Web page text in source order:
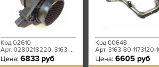
Код 02610
Арт. 0280218220, 3163-00-3877013-00
Цена: 6833 руб
31638
Код 00648
Арт. 3163-80-1173120-
Цена: 6605 руб